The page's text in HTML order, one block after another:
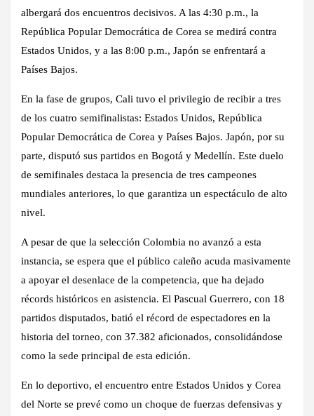
albergará dos encuentros decisivos. A las 4:30 p.m., la
República Popular Democrática de Corea se medirá contra
Estados Unidos, y a las 8:00 p.m., Japón se enfrentará a
Países Bajos.
En la fase de grupos, Cali tuvo el privilegio de recibir a tres
de los cuatro semifinalistas: Estados Unidos, República
Popular Democrática de Corea y Países Bajos. Japón, por su
parte, disputó sus partidos en Bogotá y Medellín. Este duelo
de semifinales destaca la presencia de tres campeones
mundiales anteriores, lo que garantiza un espectáculo de alto
nivel.
A pesar de que la selección Colombia no avanzó a esta
instancia, se espera que el público caleño acuda masivamente
a apoyar el desenlace de la competencia, que ha dejado
récords históricos en asistencia. El Pascual Guerrero, con 18
partidos disputados, batió el récord de espectadores en la
historia del torneo, con 37.382 aficionados, consolidándose
como la sede principal de esta edición.
En lo deportivo, el encuentro entre Estados Unidos y Corea
del Norte se prevé como un choque de fuerzas defensivas y